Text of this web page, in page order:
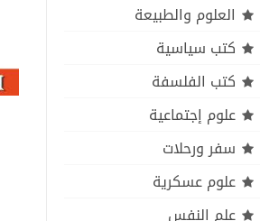
العلوم والطبيعة
كتب سياسية
كتب الفلسفة
علوم إجتماعية
سفر ورحلات
علوم عسكرية
علم النفس